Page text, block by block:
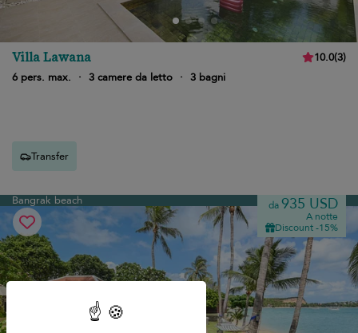
Villa Lawana 10.0(3)
6 pers. max.
· 3 camere da letto · 3 bagni
Transfer
Bangrak beach da 935 USD
A notte
Discount -15%